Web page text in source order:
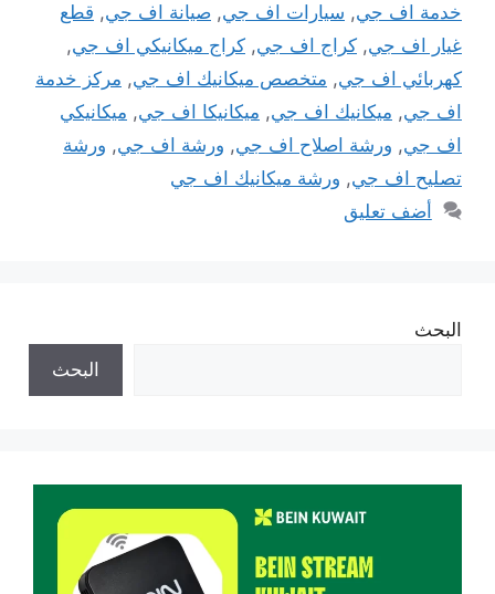
خدمة اف جي, سيارات اف جي, صيانة اف جي, قطع
غيار اف جي, كراج اف جي, كراج ميكانيكي اف جي,
كهربائي اف جي, متخصص ميكانيك اف جي, مركز خدمة
اف جي, ميكانيك اف جي, ميكانيكا اف جي, ميكانيكي
اف جي, ورشة اصلاح اف جي, ورشة اف جي, ورشة
تصليح اف جي, ورشة ميكانيك اف جي
أضف تعليق
البحث
البحث